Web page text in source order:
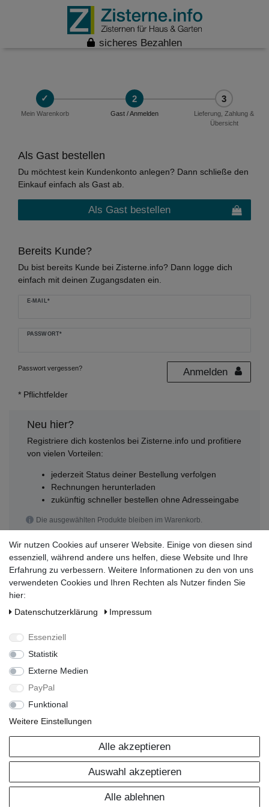
sicheres Bezahlen
Mein Warenkorb
2
Gast / Anmelden
3
Lieferung, Zahlung &
Übersicht
Als Gast bestellen
Du möchtest kein Kundenkonto anlegen? Dann schließe den
Einkauf einfach als Gast ab.
Als Gast bestellen
Bereits Kunde?
Du bist bereits Kunde bei Zisterne.info? Dann logge dich
einfach mit deinen Zugangsdaten ein.
E-MAIL*
PASSWORT*
Passwort vergessen? Anmelden
Neu hier?
Registriere dich kostenlos bei Zisterne.info und profitiere
von vielen Vorteilen:
jederzeit Status deiner Bestellung verfolgen
Rechnungen herunterladen
zukünftig schneller bestellen ohne Adresseingabe
Die ausgewählten Produkte bleiben im Warenkorb.
Registrieren
Impressum
Copyright 2024 © Zisterne.info - Alle Rechte vorbehalten.
Wir nutzen Cookies auf unserer Website. Einige von diesen sind
essenziell, während andere uns helfen, diese Website und Ihre
Erfahrung zu verbessern. Weitere Informationen zu den von uns
verwendeten Cookies und Ihren Rechten als Nutzer finden Sie
hier:
Daten­schutz­erklärung
Impressum
Essenziell
Statistik
Externe Medien
PayPal
Funktional
Weitere Einstellungen
Alle akzeptieren
Auswahl akzeptieren
Alle ablehnen